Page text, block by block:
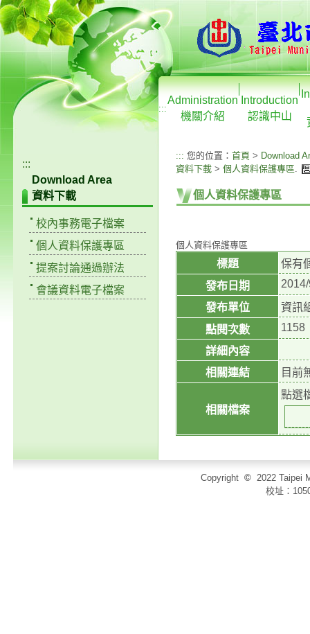
:::
Administration
機關介紹
Introduction
認識中山
:::
Download Area
資料下載
校內事務電子檔案
個人資料保護專區
提案討論通過辦法
會議資料電子檔案
::: 您的位置： 首頁 > Download
資料下載 > 個人資料保護專區.
個人資料保護專區
個人資料保護專區
標題
保有
發布日期
發布單位
資訊
點閱次數
1158
詳細內容
相關連結
目前
相關檔案
點選
Copyright © 2022 Taipei
校址：